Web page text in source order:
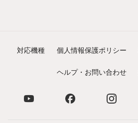
対応機種 個人情報保護ポリシー
ヘルプ・お問い合わせ